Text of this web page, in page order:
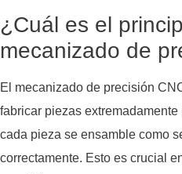
¿Cuál es el
mecanizado de
El mecanizado de precisión
fabricar piezas
cada pieza se ensamble como
correctamente. Esto es crucial